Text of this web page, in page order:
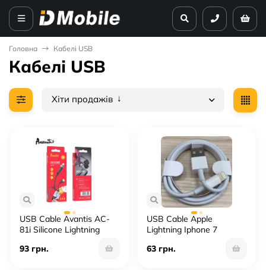
Головна Кабелі USB
Кабелі USB
Хіти продажів
USB Cable Avantis AC-
81i Silicone Lightning
93 грн.
USB Cable Apple
Lightning Iphone 7
63 грн.